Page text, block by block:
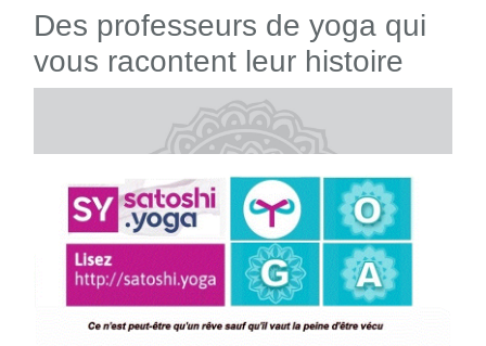
Des professeurs de yoga qui
vous racontent leur histoire